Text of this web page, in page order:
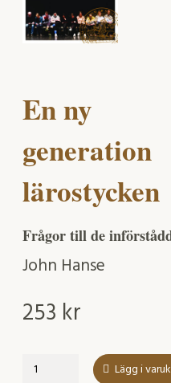
En ny
generation
lärostycken
Frågor till de
John Hanse
253 kr
Lägg i